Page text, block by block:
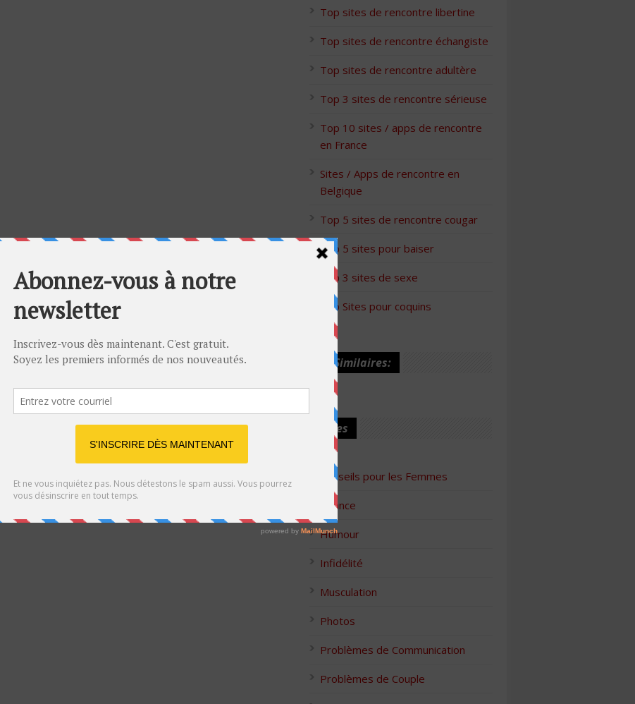
Top sites de rencontre libertine
Top sites de rencontre échangiste
Top sites de rencontre adultère
Top 3 sites de rencontre sérieuse
Top 10 sites / apps de rencontre
en France
Sites / Apps de rencontre en
Belgique
Top 5 sites de rencontre cougar
Top 5 sites pour baiser
Top 3 sites de sexe
Top Sites pour coquins
Articles Similaires:
Catégories
Conseils pour les Femmes
Finance
Humour
Infidélité
Musculation
Photos
Problèmes de Communication
Problèmes de Couple